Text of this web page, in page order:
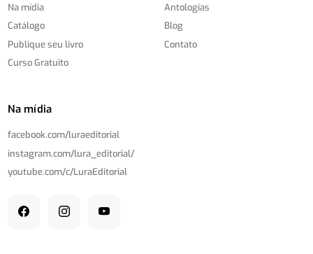
Na mídia
Catálogo
Publique seu livro
Curso Gratuito
Antologias
Blog
Contato
Na mídia
facebook.com/luraeditorial
instagram.com/lura_editorial/
youtube.com/c/LuraEditorial